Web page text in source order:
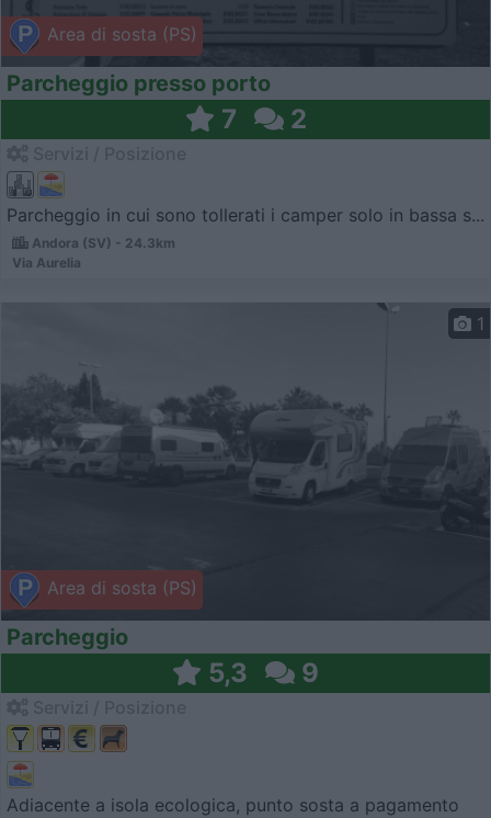
Area di sosta (PS)
Parcheggio presso porto
7 2
Parcheggio in cui sono tollerati i camper solo in bassa s...
Andora (SV) - 24.3km
Via Aurelia
Area di sosta (PS)
1
Parcheggio
5,3 9
Adiacente a isola ecologica, punto sosta a pagamento